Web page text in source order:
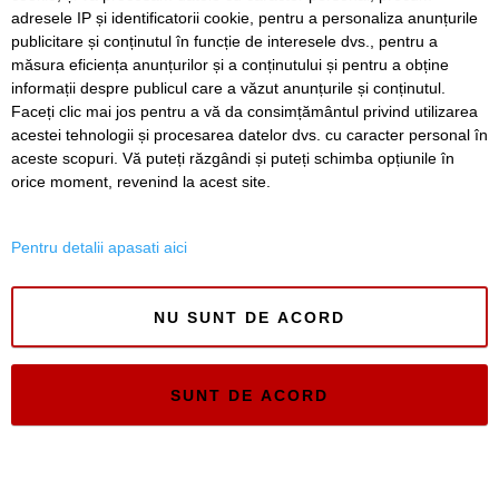
Olimpia Cluj a cunoscut gustul esecul pe arena
CFR
Înainte
SERVICII Redactia
Folosinta Cookie-urilor
Timiș Online
adresele IP și identificatorii cookie, pentru a personaliza anunțurile
publicitare și conținutul în funcție de interesele dvs., pentru a
măsura eficiența anunțurilor și a conținutului și pentru a obține
informații despre publicul care a văzut anunțurile și conținutul.
Faceți clic mai jos pentru a vă da consimțământul privind utilizarea
acestei tehnologii și procesarea datelor dvs. cu caracter personal în
aceste scopuri. Vă puteți răzgândi și puteți schimba opțiunile în
orice moment, revenind la acest site.
Pentru detalii apasati aici
NU SUNT DE ACORD
SUNT DE ACORD